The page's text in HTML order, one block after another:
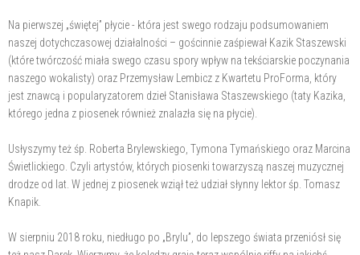
Na pierwszej „świętej” płycie - która jest swego rodzaju podsumowaniem
naszej dotychczasowej działalności – gościnnie zaśpiewał Kazik Staszewski
(które twórczość miała swego czasu spory wpływ na tekściarskie poczynania
naszego wokalisty) oraz Przemysław Lembicz z Kwartetu ProForma, który
jest znawcą i popularyzatorem dzieł Stanisława Staszewskiego (taty Kazika,
którego jedna z piosenek również znalazła się na płycie).
Usłyszymy też śp. Roberta Brylewskiego, Tymona Tymańskiego oraz Marcina
Świetlickiego. Czyli artystów, których piosenki towarzyszą naszej muzycznej
drodze od lat. W jednej z piosenek wziął też udział słynny lektor śp. Tomasz
Knapik.
W sierpniu 2018 roku, niedługo po „Brylu”, do lepszego świata przeniósł się